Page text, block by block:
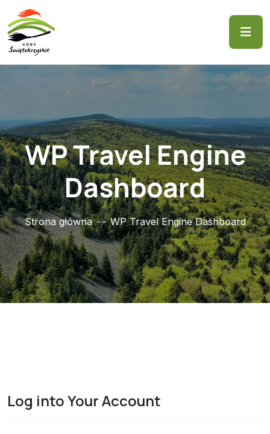
WP Travel Engine
Dashboard
Strona główna WP Travel Engine Dashboard
Log into Your Account